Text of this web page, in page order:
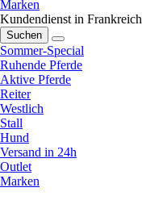
Marken
Kundendienst in Frankreich
Suchen
Sommer-Special
Ruhende Pferde
Aktive Pferde
Reiter
Westlich
Stall
Hund
Versand in 24h
Outlet
Marken